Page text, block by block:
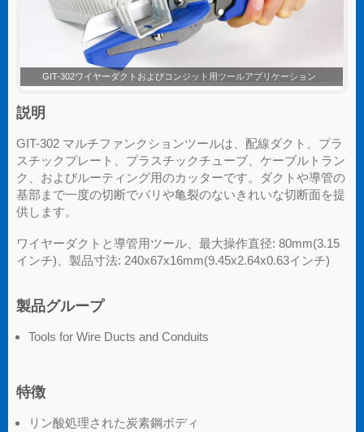
GIT-302ワイヤーダクトおよびコンジット用ツール
説明
GIT-302 マルチファンクションツールは、配線ダクト、プラ
スチックプレート、プラスチックチューブ、ケーブルトラン
ク、およびルーティング用のカッターです。ダクトや導管の
基部まで一度の切断でバリや亀裂のないきれいな切断面を提
供します。
ワイヤーダクトと導管用ツール、最大操作直径: 80mm(3.15
インチ)、製品寸法: 240x67x16mm(9.45x2.64x0.63インチ)
製品グループ
Tools for Wire Ducts and Conduits
特徴
リン酸処理された炭素鋼ボディ